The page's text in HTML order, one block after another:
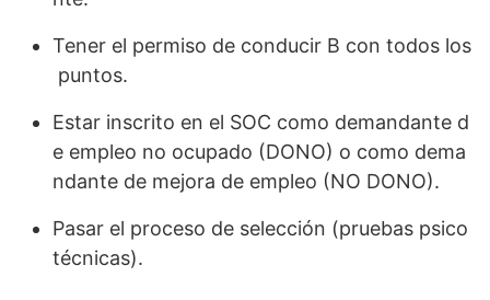
Tener el permiso de conducir B con todos los
puntos.
Estar inscrito en el SOC como demandante d
e empleo no ocupado (DONO) o como dema
ndante de mejora de empleo (NO DONO).
Pasar el proceso de selección (pruebas psico
técnicas).